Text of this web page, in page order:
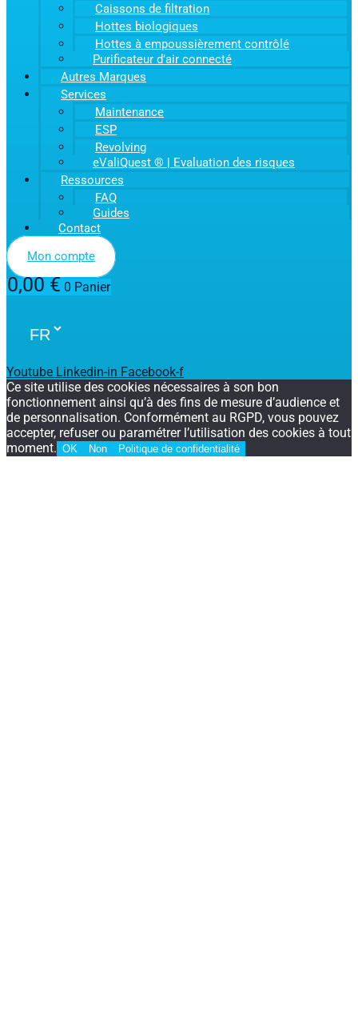
Caissons de filtration
Hottes biologiques
Hottes à empoussièrement contrôlé
Purificateur d’air connecté
Autres Marques
Services
Maintenance
ESP
Revolving
eValiQuest ® | Evaluation des risques
Ressources
FAQ
Guides
Contact
Mon compte
0,00€ 0 Panier
Youtube Linkedin-in Facebook-f
Ce site utilise des cookies nécessaires à son bon
fonctionnement ainsi qu’à des fins de mesure d’audience et
de personnalisation. Conformément au RGPD, vous pouvez
accepter, refuser ou paramétrer l’utilisation des cookies à tout
moment. OK Non Politique de confidentialité